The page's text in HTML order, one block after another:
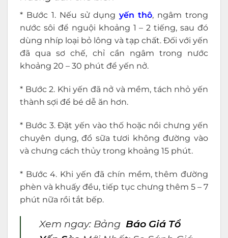
* Bước 1. Nếu sử dụngyến thô, ngâm trong
nước sôi để nguội khoảng 1 – 2 tiếng, sau đó
dùng nhíp loại bỏ lông và tạp chất. Đối với yến
đã qua sơ chế, chỉ cần ngâm trong nước
khoảng 20 – 30 phút để yến nở.
* Bước 2. Khi yến đã nở và mềm, tách nhỏ yến
thành sợi để bé dễ ăn hơn.
* Bước 3. Đặt yến vào thố hoặc nồi chưng yến
chuyên dụng, đổ sữa tươi không đường vào
và chưng cách thủy trong khoảng 15 phút.
* Bước 4. Khi yến đã chín mềm, thêm đường
phèn và khuấy đều, tiếp tục chưng thêm 5 – 7
phút nữa rồi tắt bếp.
Xem ngay: Bảng Báo Giá Tổ